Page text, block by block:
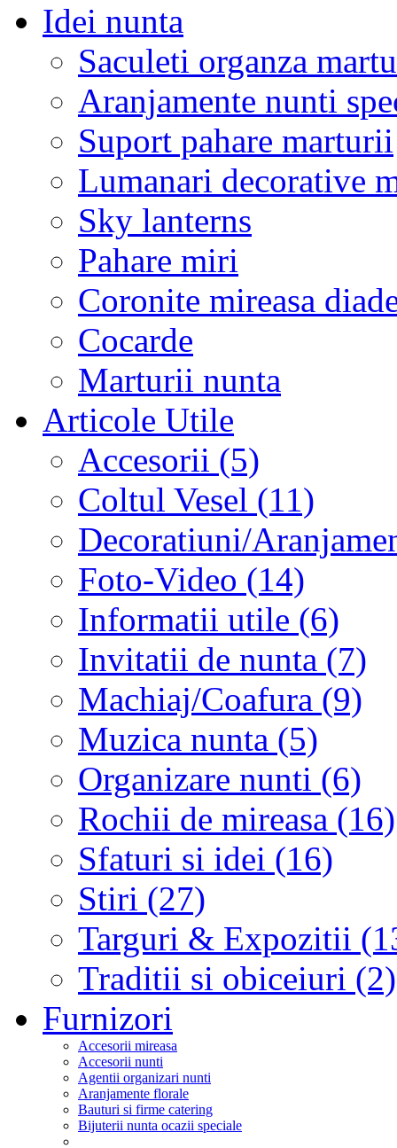
Idei nunta
Saculeti organza
Aranjamente nunti
Suport pahare marturii
Lumanari decorative
Sky lanterns
Pahare miri
Coronite mireasa
Cocarde
Marturii nunta
Articole Utile
Accesorii (5)
Coltul Vesel (11)
Decoratiuni/
Foto-Video (14)
Informatii utile (6)
Invitatii de nunta (7)
Machiaj/Coafura (9)
Muzica nunta (5)
Organizare nunti (6)
Rochii de mireasa (16)
Sfaturi si idei (16)
Stiri (27)
Targuri & Expozitii
Traditii si obiceiuri (2)
Furnizori
Accesorii mireasa
Accesorii nunti
Agentii organizari nunti
Aranjamente florale
Bauturi si firme catering
Bijuterii nunta ocazii speciale